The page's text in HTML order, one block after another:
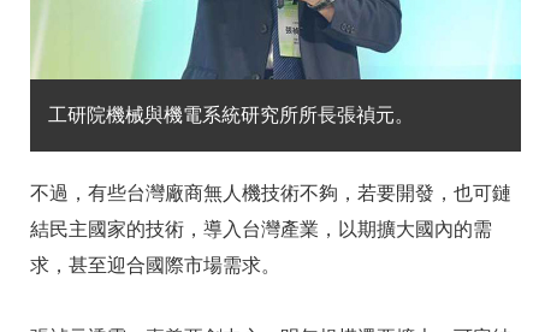
工研院機械與機電系統研究所所長張禎元。
不過，有些台灣廠商無人機技術不夠，若要開發，也可鏈
結民主國家的技術，導入台灣產業，以期擴大國內的需
求，甚至迎合國際市場需求。